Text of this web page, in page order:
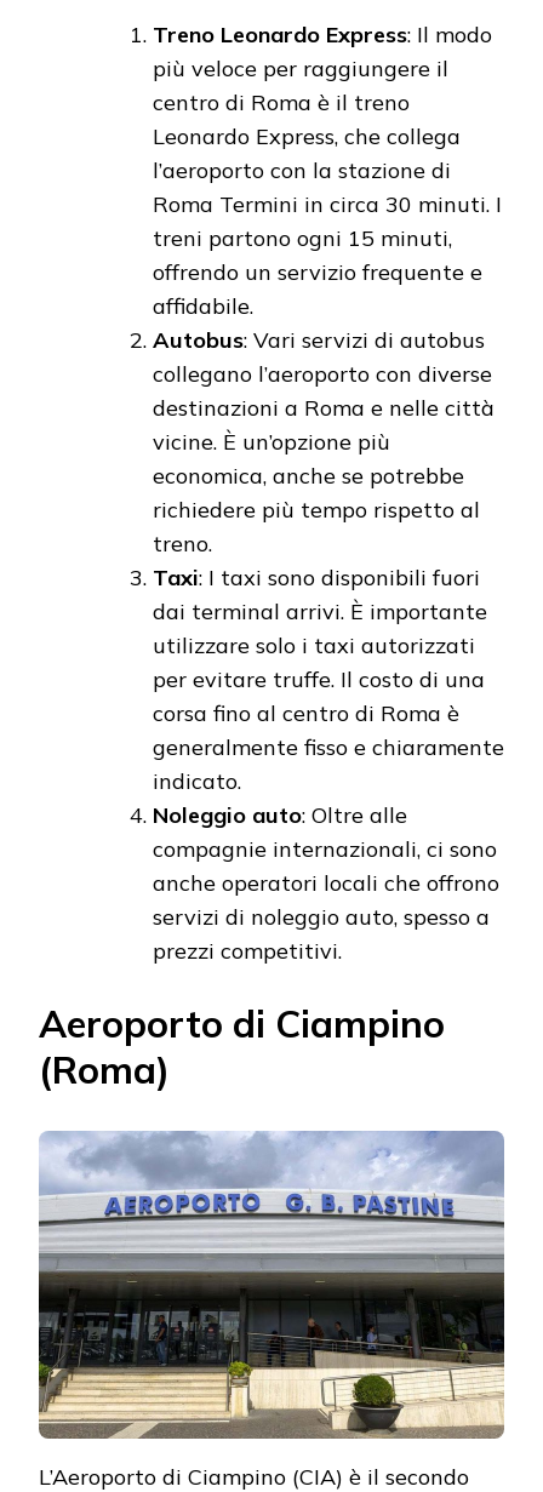
Treno Leonardo Express: Il modo
più veloce per raggiungere il
centro di Roma è il treno
Leonardo Express, che collega
l’aeroporto con la stazione di
Roma Termini in circa 30 minuti. I
treni partono ogni 15 minuti,
offrendo un servizio frequente e
affidabile.
Autobus: Vari servizi di autobus
collegano l’aeroporto con diverse
destinazioni a Roma e nelle città
vicine. È un’opzione più
economica, anche se potrebbe
richiedere più tempo rispetto al
treno.
Taxi: I taxi sono disponibili fuori
dai terminal arrivi. È importante
utilizzare solo i taxi autorizzati
per evitare truffe. Il costo di una
corsa fino al centro di Roma è
generalmente fisso e chiaramente
indicato.
Noleggio auto: Oltre alle
compagnie internazionali, ci sono
anche operatori locali che offrono
servizi di noleggio auto, spesso a
prezzi competitivi.
Aeroporto di Ciampino
(Roma)
L’Aeroporto di Ciampino (CIA) è il secondo